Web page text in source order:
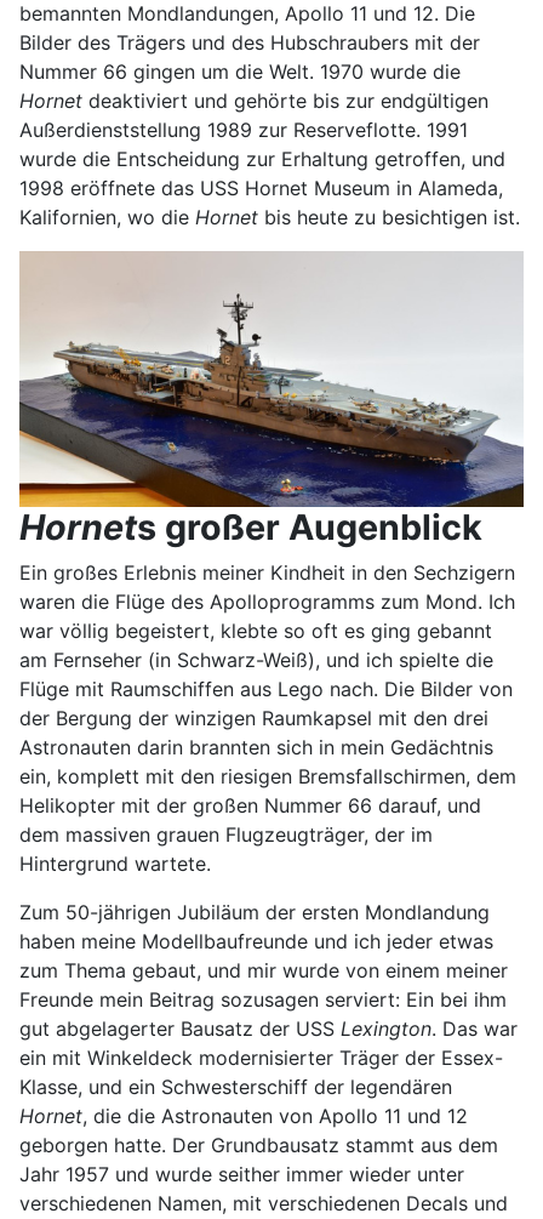
bemannten Mondlandungen, Apollo 11 und 12. Die
Bilder des Trägers und des Hubschraubers mit der
Nummer 66 gingen um die Welt. 1970 wurde die
Hornet deaktiviert und gehörte bis zur endgültigen
Außerdienststellung 1989 zur Reserveflotte. 1991
wurde die Entscheidung zur Erhaltung getroffen, und
1998 eröffnete das USS Hornet Museum in Alameda,
Kalifornien, wo die Hornet bis heute zu besichtigen ist.
Hornets großer Augenblick
Ein großes Erlebnis meiner Kindheit in den Sechzigern
waren die Flüge des Apolloprogramms zum Mond. Ich
war völlig begeistert, klebte so oft es ging gebannt
am Fernseher (in Schwarz-Weiß), und ich spielte die
Flüge mit Raumschiffen aus Lego nach. Die Bilder von
der Bergung der winzigen Raumkapsel mit den drei
Astronauten darin brannten sich in mein Gedächtnis
ein, komplett mit den riesigen Bremsfallschirmen, dem
Helikopter mit der großen Nummer 66 darauf, und
dem massiven grauen Flugzeugträger, der im
Hintergrund wartete.
Zum 50-jährigen Jubiläum der ersten Mondlandung
haben meine Modellbaufreunde und ich jeder etwas
zum Thema gebaut, und mir wurde von einem meiner
Freunde mein Beitrag sozusagen serviert: Ein bei ihm
gut abgelagerter Bausatz der USS Lexington. Das war
ein mit Winkeldeck modernisierter Träger der Essex-
Klasse, und ein Schwesterschiff der legendären
Hornet, die die Astronauten von Apollo 11 und 12
geborgen hatte. Der Grundbausatz stammt aus dem
Jahr 1957 und wurde seither immer wieder unter
verschiedenen Namen, mit verschiedenen Decals und